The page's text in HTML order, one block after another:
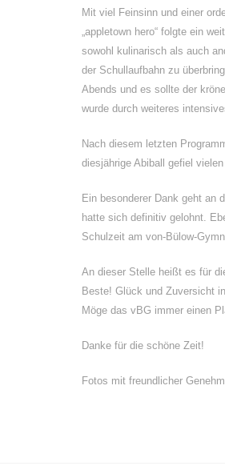
Mit viel Feinsinn und einer
„appletown hero“ folgte ein
sowohl kulinarisch als auch
der Schullaufbahn zu
Abends und es sollte der
wurde durch weiteres
Nach diesem letzten
diesjährige Abiball gefiel
Ein besonderer Dank geht an
hatte sich definitiv gelohnt.
Schulzeit am von-Bülow-
An dieser Stelle heißt es für
Beste! Glück und Zuversicht
Möge das vBG immer einen
Danke für die schöne Zeit!
Fotos mit freundlicher